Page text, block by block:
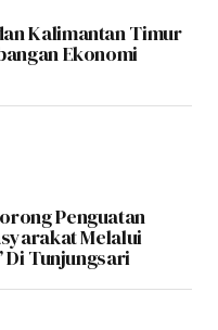
Kalimantan Timur
Ekonomi
Penguatan
Melalui
Di Tunjungsari